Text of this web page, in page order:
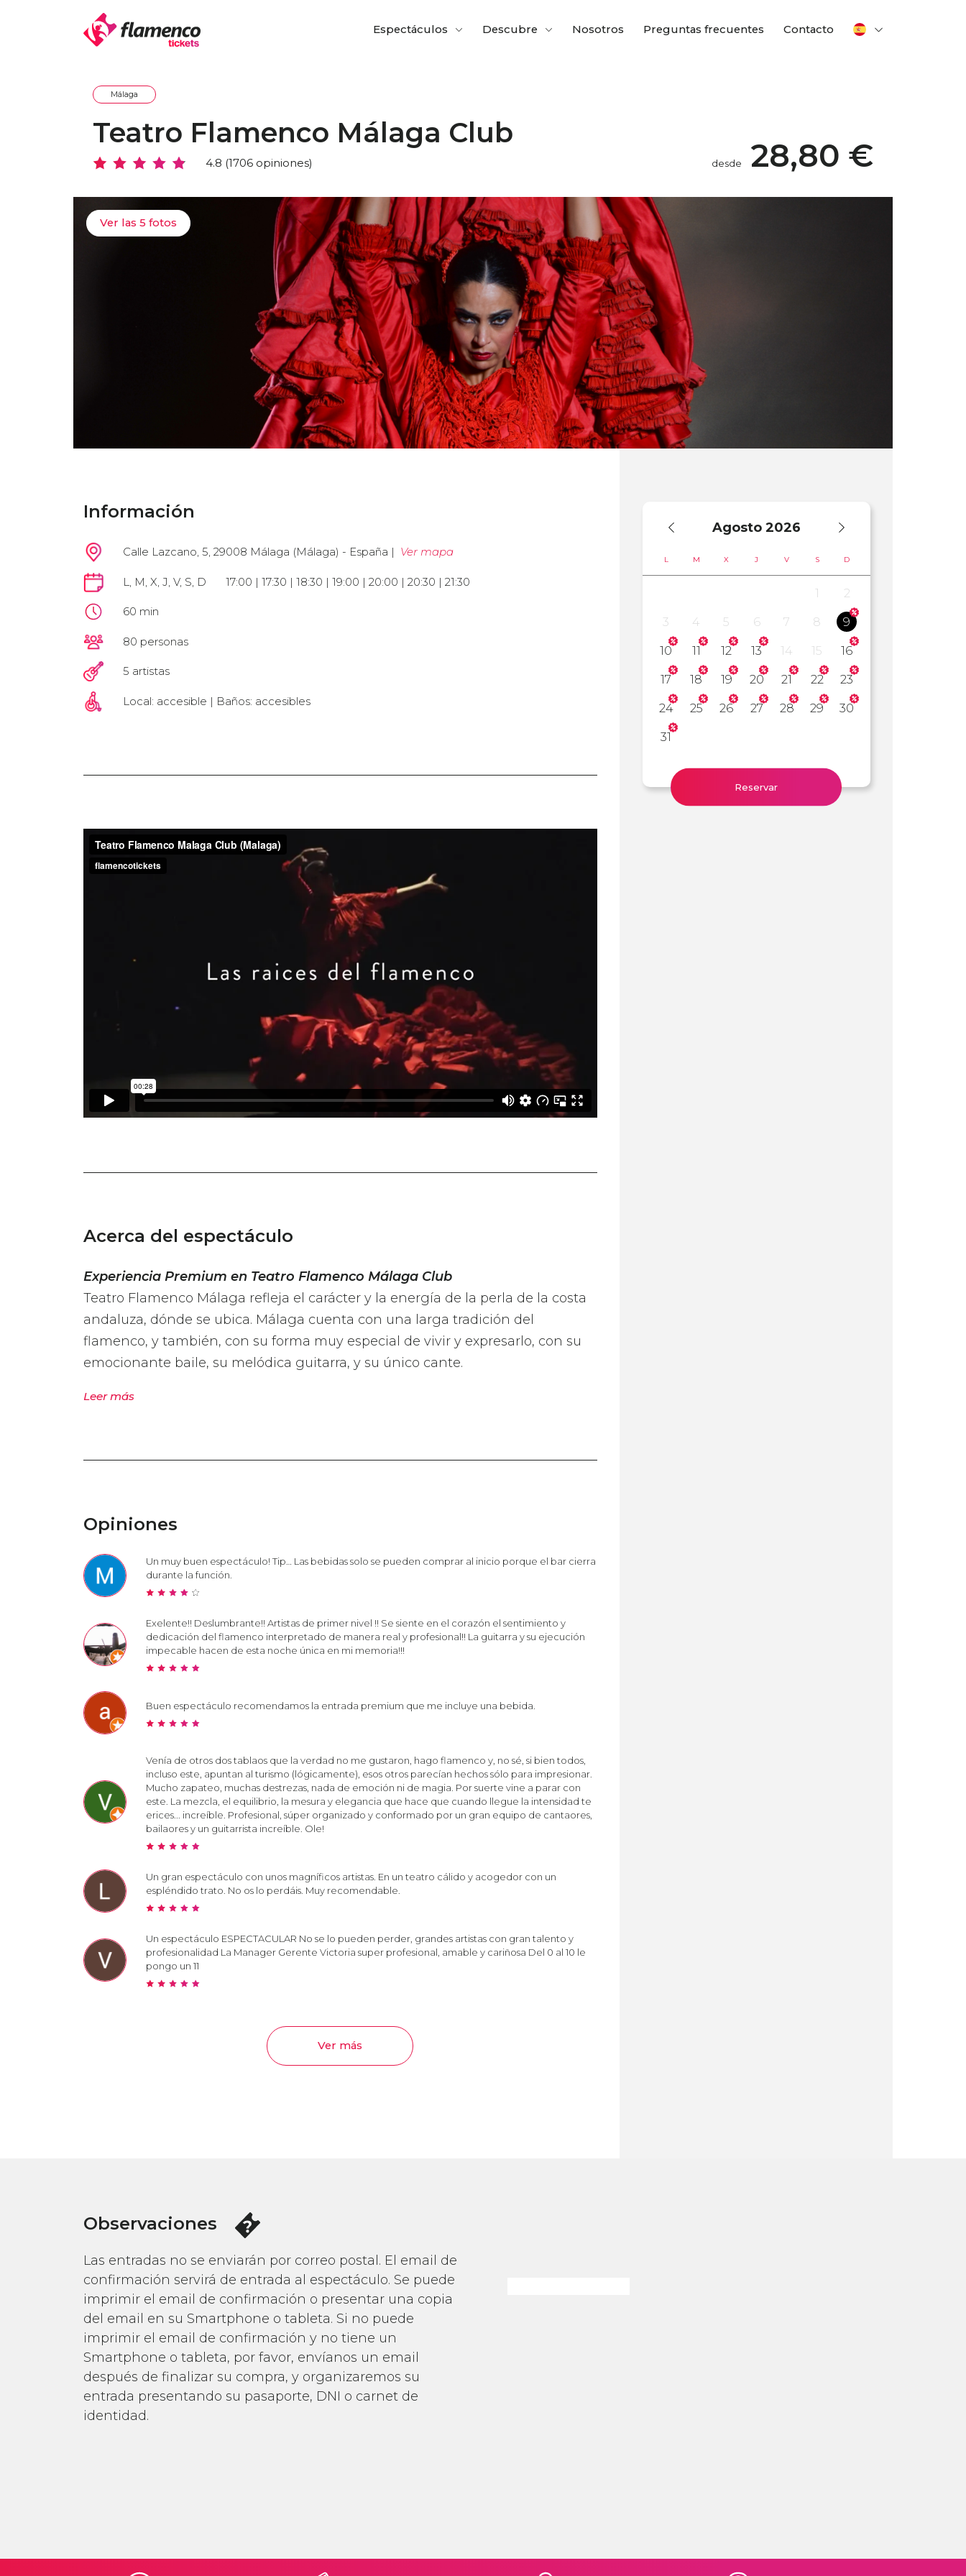
Espectáculos Descubre Nosotros Preguntas frecuentes Contacto
Ver las 5 fotos
Málaga
Teatro Flamenco Málaga Club
4.8 (1706 opiniones) desde 28,80 €
Agosto 2026
L M X J V S D
1
2
3
4 5 6 7 8
9
10
11 12 13 14 15
16
17
18 19 20 21 22
23
24
25 26 27 28 29
30
31
Reservar
Información
Calle Lazcano, 5, 29008 Málaga (Málaga) - España | Ver mapa
L, M, X, J, V, S, D 17:00 | 17:30 | 18:30 | 19:00 | 20:00 | 20:30 | 21:30
60 min
80 personas
5 artistas
Local: accesible | Baños: accesibles
Acerca del espectáculo
Experiencia Premium en Teatro Flamenco Málaga Club
Teatro Flamenco Málaga refleja el carácter y la energía de la perla de la costa
andaluza, dónde se ubica. Málaga cuenta con una larga tradición del
flamenco, y también, con su forma muy especial de vivir y expresarlo, con su
emocionante baile, su melódica guitarra, y su único cante.
Leer más
Opiniones
Un muy buen espectáculo! Tip… Las bebidas solo se pueden comprar al inicio porque el bar cierra
durante la función.
Exelente!! Deslumbrante!! Artistas de primer nivel !! Se siente en el corazón el sentimiento y
dedicación del flamenco interpretado de manera real y profesional!! La guitarra y su ejecución
impecable hacen de esta noche única en mi memoria!!!
Buen espectáculo recomendamos la entrada premium que me incluye una bebida.
Venía de otros dos tablaos que la verdad no me gustaron, hago flamenco y, no sé, si bien todos,
incluso este, apuntan al turismo (lógicamente), esos otros parecían hechos sólo para impresionar.
Mucho zapateo, muchas destrezas, nada de emoción ni de magia. Por suerte vine a parar con
este. La mezcla, el equilibrio, la mesura y elegancia que hace que cuando llegue la intensidad te
erices... increíble. Profesional, súper organizado y conformado por un gran equipo de cantaores,
bailaores y un guitarrista increíble. Ole!
Un gran espectáculo con unos magníficos artistas. En un teatro cálido y acogedor con un
espléndido trato. No os lo perdáis. Muy recomendable.
Un espectáculo ESPECTACULAR No se lo pueden perder, grandes artistas con gran talento y
profesionalidad La Manager Gerente Victoria super profesional, amable y cariñosa Del 0 al 10 le
pongo un 11
Ver más
Observaciones
Las entradas no se enviarán por correo postal. El email de
confirmación servirá de entrada al espectáculo. Se puede
imprimir el email de confirmación o presentar una copia
del email en su Smartphone o tableta. Si no puede
imprimir el email de confirmación y no tiene un
Smartphone o tableta, por favor, envíanos un email
después de finalizar su compra, y organizaremos su
entrada presentando su pasaporte, DNI o carnet de
identidad.